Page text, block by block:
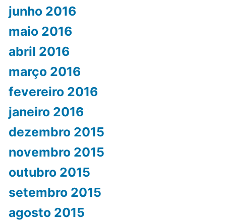
junho 2016
maio 2016
abril 2016
março 2016
fevereiro 2016
janeiro 2016
dezembro 2015
novembro 2015
outubro 2015
setembro 2015
agosto 2015